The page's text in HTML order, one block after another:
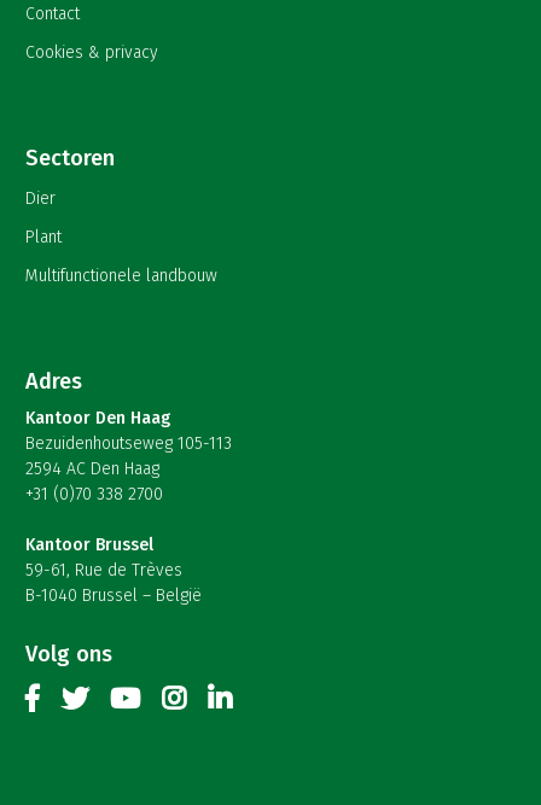
Contact
Cookies & privacy
Sectoren
Dier
Plant
Multifunctionele landbouw
Adres
Kantoor Den Haag
Bezuidenhoutseweg 105-113
2594 AC Den Haag
+31 (0)70 338 2700
Kantoor Brussel
59-61, Rue de Trèves
B-1040 Brussel – België
Volg ons